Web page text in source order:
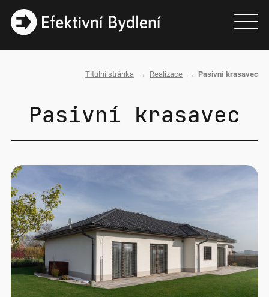
Titulní stránka Realizace Pasivní krasavec
Pasivní krasavec